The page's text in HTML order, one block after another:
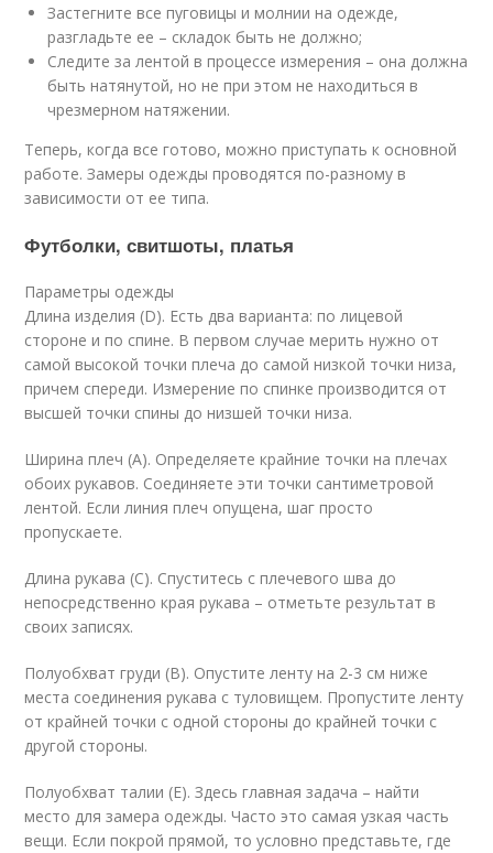
Застегните все пуговицы и молнии на одежде,
разгладьте ее – складок быть не должно;
Следите за лентой в процессе измерения – она должна
быть натянутой, но не при этом не находиться в
чрезмерном натяжении.
Теперь, когда все готово, можно приступать к основной
работе. Замеры одежды проводятся по-разному в
зависимости от ее типа.
Футболки, свитшоты, платья
Параметры одежды
Длина изделия (D). Есть два варианта: по лицевой
стороне и по спине. В первом случае мерить нужно от
самой высокой точки плеча до самой низкой точки низа,
причем спереди. Измерение по спинке производится от
высшей точки спины до низшей точки низа.
Ширина плеч (A). Определяете крайние точки на плечах
обоих рукавов. Соединяете эти точки сантиметровой
лентой. Если линия плеч опущена, шаг просто
пропускаете.
Длина рукава (C). Спуститесь с плечевого шва до
непосредственно края рукава – отметьте результат в
своих записях.
Полуобхват груди (B). Опустите ленту на 2-3 см ниже
места соединения рукава с туловищем. Пропустите ленту
от крайней точки с одной стороны до крайней точки с
другой стороны.
Полуобхват талии (E). Здесь главная задача – найти
место для замера одежды. Часто это самая узкая часть
вещи. Если покрой прямой, то условно представьте, где